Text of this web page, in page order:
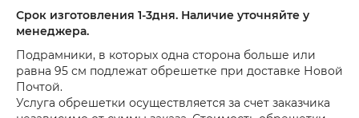
Срок изготовления 1-3дня. Наличие уточняйте у
менеджера.
Подрамники, в которых одна сторона больше или
равна 95 см подлежат обрешетке при доставке Новой
Почтой.
Услуга обрешетки осуществляется за счет заказчика